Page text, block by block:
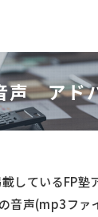
声 アド
しているFP塾
の音声(mp3ファ